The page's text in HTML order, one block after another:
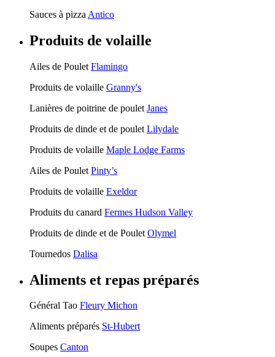
Sauces à pizza Antico
Produits de volaille
Ailes de Poulet Flamingo
Produits de volaille Granny's
Lanières de poitrine de poulet Janes
Produits de dinde et de poulet Lilydale
Produits de volaille Maple Lodge Farms
Ailes de Poulet Pinty’s
Produits de volaille Exeldor
Produits du canard Fermes Hudson Valley
Produits de dinde et de Poulet Olymel
Tournedos Dalisa
Aliments et repas préparés
Général Tao Fleury Michon
Aliments préparés St-Hubert
Soupes Canton